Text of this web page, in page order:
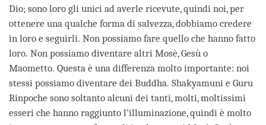
Dio; sono loro gli unici ad averle ricevute, quindi noi, per
ottenere una qualche forma di salvezza, dobbiamo credere
in loro e seguirli. Non possiamo fare quello che hanno fatto
loro. Non possiamo diventare altri Mosè, Gesù o
Maometto. Questa è una differenza molto importante: noi
stessi possiamo diventare dei Buddha. Shakyamuni e Guru
Rinpoche sono soltanto alcuni dei tanti, molti, moltissimi
esseri che hanno raggiunto l’illuminazione, quindi è molto